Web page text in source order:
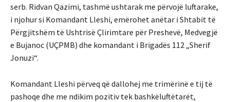
serb. Ridvan Qazimi, tashmë ushtarak me përvojë luftarake,
i njohur si Komandant Lleshi, emërohet anëtar i Shtabit të
Përgjitshëm të Ushtrisë Çlirimtare për Preshevë, Medvegjë
e Bujanoc (UÇPMB) dhe komandant i Brigadës 112 „Sherif
Jonuzi“.
Komandant Lleshi përveq që dallohej me trimërinë e tij të
pashoqe dhe me ndikim pozitiv tek bashkëluftëtarët,